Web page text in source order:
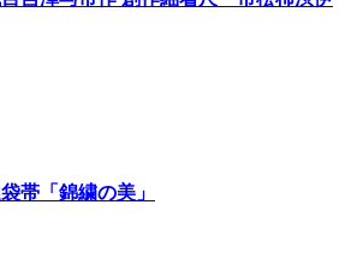
帯「錦繍の美」